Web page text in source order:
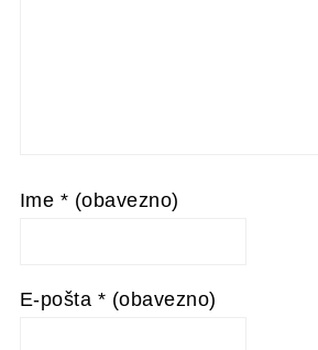
Ime * (obavezno)
E-pošta * (obavezno)